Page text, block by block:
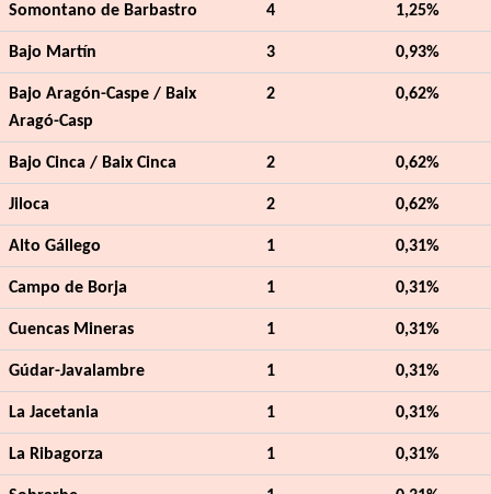
Somontano de Barbastro 4 1,25%
Bajo Martín 3 0,93%
Bajo Aragón-Caspe / Baix
Aragó-Casp
2 0,62%
Bajo Cinca / Baix Cinca 2 0,62%
Jiloca 2 0,62%
Alto Gállego 1 0,31%
Campo de Borja 1 0,31%
Cuencas Mineras 1 0,31%
Gúdar-Javalambre 1 0,31%
La Jacetania 1 0,31%
La Ribagorza 1 0,31%